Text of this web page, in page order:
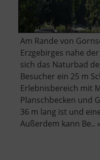
Am Rande von
Erzgebirges nahe
sich das Naturbad
Besucher ein 25 m
Erlebnisbereich mit
Planschbecken und
36 m lang ist und
Außerdem kann Be.. »